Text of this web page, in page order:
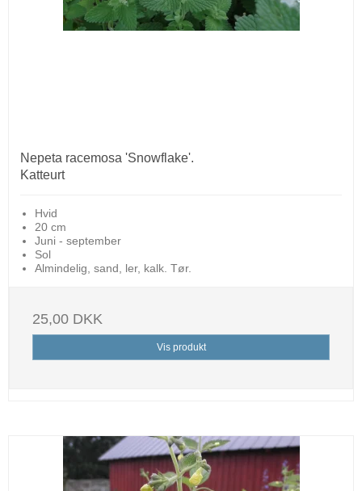
Nepeta racemosa 'Snowflake'.
Katteurt
Hvid
20 cm
Juni - september
Sol
Almindelig, sand, ler, kalk. Tør.
25,00 DKK
Vis produkt